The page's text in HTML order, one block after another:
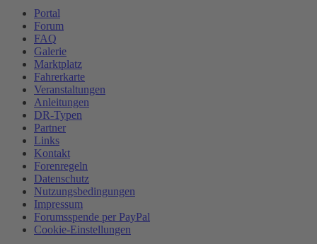
Portal
Forum
FAQ
Galerie
Marktplatz
Fahrerkarte
Veranstaltungen
Anleitungen
DR-Typen
Partner
Links
Kontakt
Forenregeln
Datenschutz
Nutzungsbedingungen
Impressum
Forumsspende per PayPal
Cookie-Einstellungen